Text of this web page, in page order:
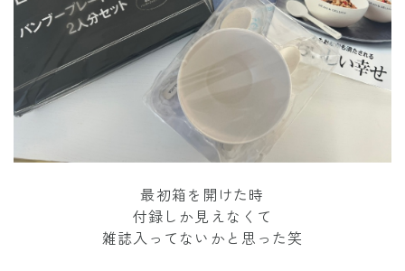
最初箱を開けた時
付録しか見えなくて
雑誌入ってないかと思った笑